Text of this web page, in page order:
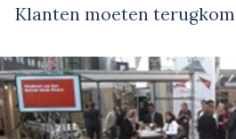
Klanten moeten